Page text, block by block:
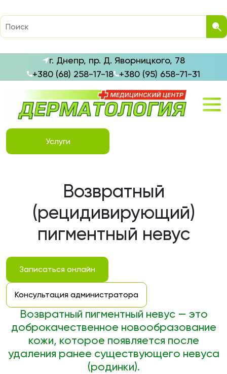
г. Днепр, пр. Д. Яворницкого, 78
+380 (68) 258-17-18 +380 (95) 658-71-31
Услуги
Возвратный
(рецидивирующий)
пигментный невус
Записаться онлайн
Консультация администратора
Возвратный пигментный невус — это
доброкачественное новообразование
кожи, которое появляется после
удаления ранее существующего невуса
(родинки).